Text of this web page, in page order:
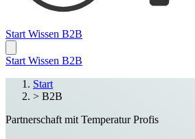
StartWissen B2B
StartWissen B2B
Start
> B2B
Partnerschaft mit Temperatur Profis